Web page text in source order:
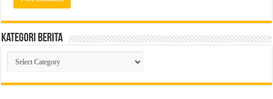
Kategori Berita
Kategori
Berita